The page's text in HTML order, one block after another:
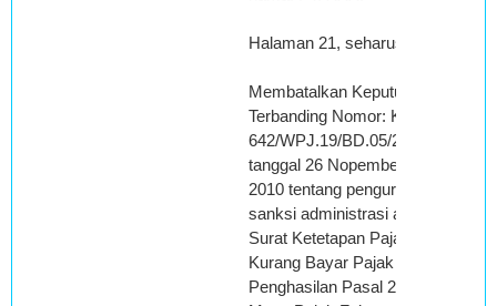
Halaman 21, seharusnya :
Membatalkan Keputusan
Terbanding Nomor: KEP-
642/WPJ.19/BD.05/2010
tanggal 26 Nopember
2010 tentang pengurangan
sanksi administrasi atas
Surat Ketetapan Pajak
Kurang Bayar Pajak
Penghasilan Pasal 26